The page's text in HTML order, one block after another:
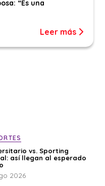
“Es una
Leer más
vs. Sporting
así llegan al esperado
2026